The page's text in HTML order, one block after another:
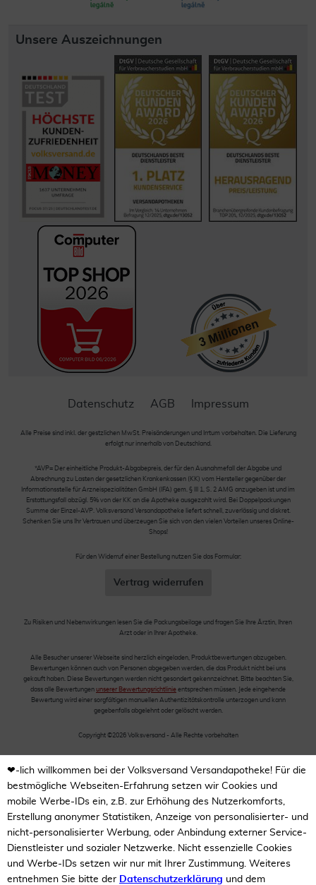
Unsere Auszeichnungen
Datenschutz AGB Impressum
Alle Preise sind inkl. der gestzlichen MwSt. Preisänderungen und Irrtum vorbehalten. Die Lieferung
erfolgt nur innerhalb von Deutschland.
*AVP= Der einheitliche Produkt-Abgabepreis, der für den Ausnahmefall der Abgabe und
Abrechnung zu Lasten der gesetzlichen Krankenkassen (KK) vom Hersteller gegenüber der
Informationsstelle für Arzneispezialitäten GmbH (IFA) gem. § III 1, S. 2 AMG anzugeben ist und im
Erstattungsfall abzügl. 5% von der KK an die Apotheke ausgezahlt wird. Bei Doppelpackungen
Summe der Einzel-AVP. Volksversand Versandapotheke liefert schnell, zuverlässig und diskret.
Schenken Sie uns Ihr Vertrauen und überzeugen Sie sich von den vielen Vorteilen unseres Online-
Shops!
Für den Widerruf einer Bestellung nutzen Sie das Formular:
Vertrag widerrufen
Zu Risiken und Nebenwirkungen lesen Sie die Packungsbeilage und fragen Sie Ihre Ärztin, Ihren
Arzt oder in Ihrer Apotheke.
Alle Besucher unserer Webseite sind herzlich eingeladen, Produktbewertungen abzugeben.
Bewertungen können auch von Personen abgegeben werden, die das Produkt nicht bei uns
gekauft haben. Diese Bewertungen werden nicht gesondert gekennzeichnet. Bitte beachten Sie,
dass alle Bewertungen unserer Bewertungsrichtlinie entsprechen müssen. Jede eingehende
Bewertung wird einer sorgfältigen manuellen Authentizitätskontrolle unterzogen und kann
gegebenfalls abgelehnt oder gelöscht werden.
Copyright ©2026 Volksversand - Alle Rechte vorbehalten
❤-lich willkommen bei der Volksversand Versandapotheke! Für die
bestmögliche Webseiten-Erfahrung setzen wir Cookies und
mobile Werbe-IDs ein, z.B. zur Erhöhung des Nutzerkomforts,
Erstellung anonymer Statistiken, Anzeige von personalisierter- und
nicht-personalisierter Werbung, oder Anbindung externer Service-
Dienstleister und sozialer Netzwerke. Nicht essenzielle Cookies
und Werbe-IDs setzen wir nur mit Ihrer Zustimmung. Weiteres
entnehmen Sie bitte der Datenschutzerklärung und dem